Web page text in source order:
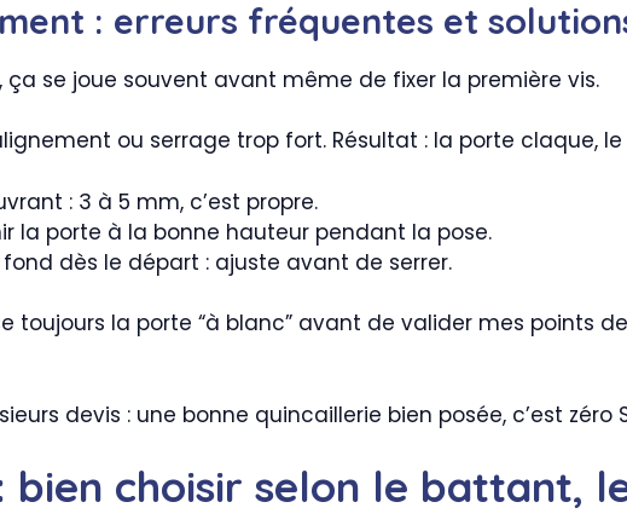
: erreurs fréquentes et
se joue souvent avant même de fixer la première vis.
ou serrage trop fort. Résultat : la porte claque,
: 3 à 5 mm, c’est propre.
la porte à la bonne hauteur pendant la pose.
fond dès le départ : ajuste avant de serrer.
toujours la porte “à blanc” avant de valider mes points
devis : une bonne quincaillerie bien posée, c’est zéro
bien choisir selon le battant,